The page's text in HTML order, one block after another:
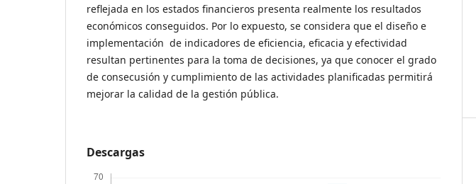
reflejada en los estados financieros presenta realmente los resultados
económicos conseguidos. Por lo expuesto, se considera que el diseño e
implementación de indicadores de eficiencia, eficacia y efectividad
resultan pertinentes para la toma de decisiones, ya que conocer el grado
de consecusión y cumplimiento de las actividades planificadas permitirá
mejorar la calidad de la gestión pública.
Descargas